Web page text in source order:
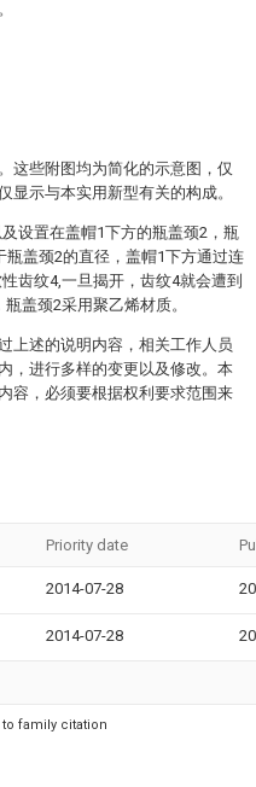
这些附图均为简化的示意图，仅
显示与本实用新型有关的构成。
设置在盖帽1下方的瓶盖颈2，瓶
盖颈2的直径，盖帽1下方通过连
齿纹4,一旦揭开，齿纹4就会遭到
盖颈2采用聚乙烯材质。
上述的说明内容，相关工作人员
，进行多样的变更以及修改。本
容，必须要根据权利要求范围来
Priority date
2014-07-28
2014-07-28
to family citation